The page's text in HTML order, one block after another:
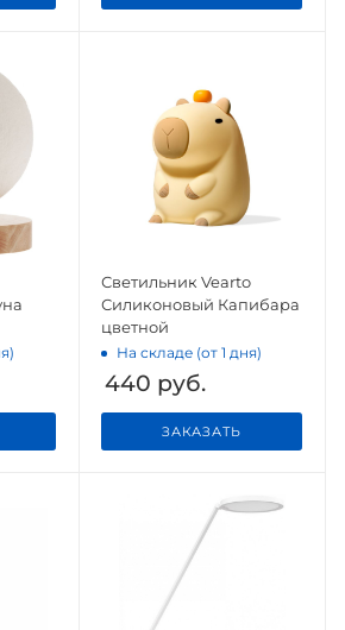
Светильник Vearto
Силиконовый Капибара
цветной
На складе (от 1 дня)
440 руб.
ЗАКАЗАТЬ